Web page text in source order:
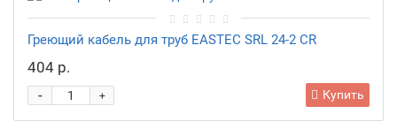
Греющий кабель для труб EASTEC SRL 24-2 CR
404 р.
+
- Купить